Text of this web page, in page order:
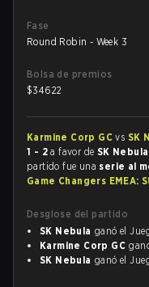
Fase
Round Robin - Week 3
Bolsa de premios
$34622
Karmine Corp GCvs SK
1 - 2 a favor de SK Nebula
partido fue una serie al
Game Changers EMEA:
Desglose del partido
SK Nebula ganó el
Karmine Corp GC
SK Nebula ganó el